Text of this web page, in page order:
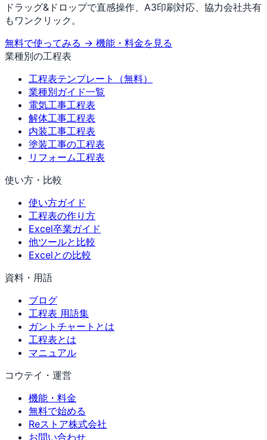
ドラッグ&ドロップで直感操作、A3印刷対応、協力会社共有
もワンクリック。
無料で使ってみる → 機能・料金を見る
業種別の工程表
工程表テンプレート（無料）
業種別ガイド一覧
電気工事工程表
解体工事工程表
内装工事工程表
塗装工事の工程表
リフォーム工程表
使い方・比較
使い方ガイド
工程表の作り方
Excel卒業ガイド
他ツールと比較
Excelとの比較
資料・用語
ブログ
工程表 用語集
ガントチャートとは
工程表とは
マニュアル
コウテイ・運営
機能・料金
無料で始める
Reストア株式会社
お問い合わせ